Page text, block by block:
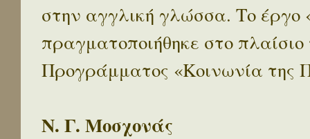
στην αγγλική γλώσσα. Το
πραγματοποιήθηκε στο
Προγράμματος «Κοινωνία της
Ν. Γ. Μοσχονάς